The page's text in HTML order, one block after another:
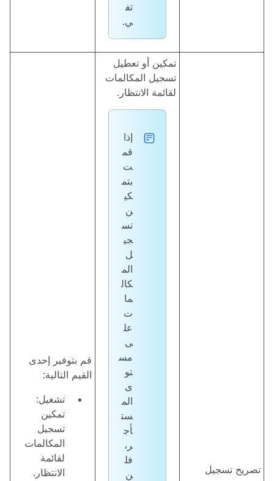
تف
ي.
تصريح تسجيل
تمكين أو تعطيل
تسجيل المكالمات
لقائمة الانتظار.
إذا
قم
ت
بتم
كي
ن
تس
جي
ل
الم
كال
ما
ت
عل
ى
مس
تو
ى
الم
ست
أج
ر،
فل
ن
قم بتوفير إحدى
القيم التالية:
تشغيل:
تمكين
تسجيل
المكالمات
لقائمة
الانتظار.